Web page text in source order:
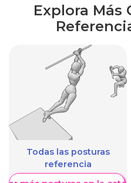
Explora Más
Todas las posturas
referencia